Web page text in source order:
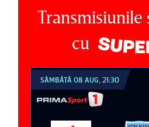
Transmisiunile
cu
SÂMBĂTĂ 08 AUG, 21:30